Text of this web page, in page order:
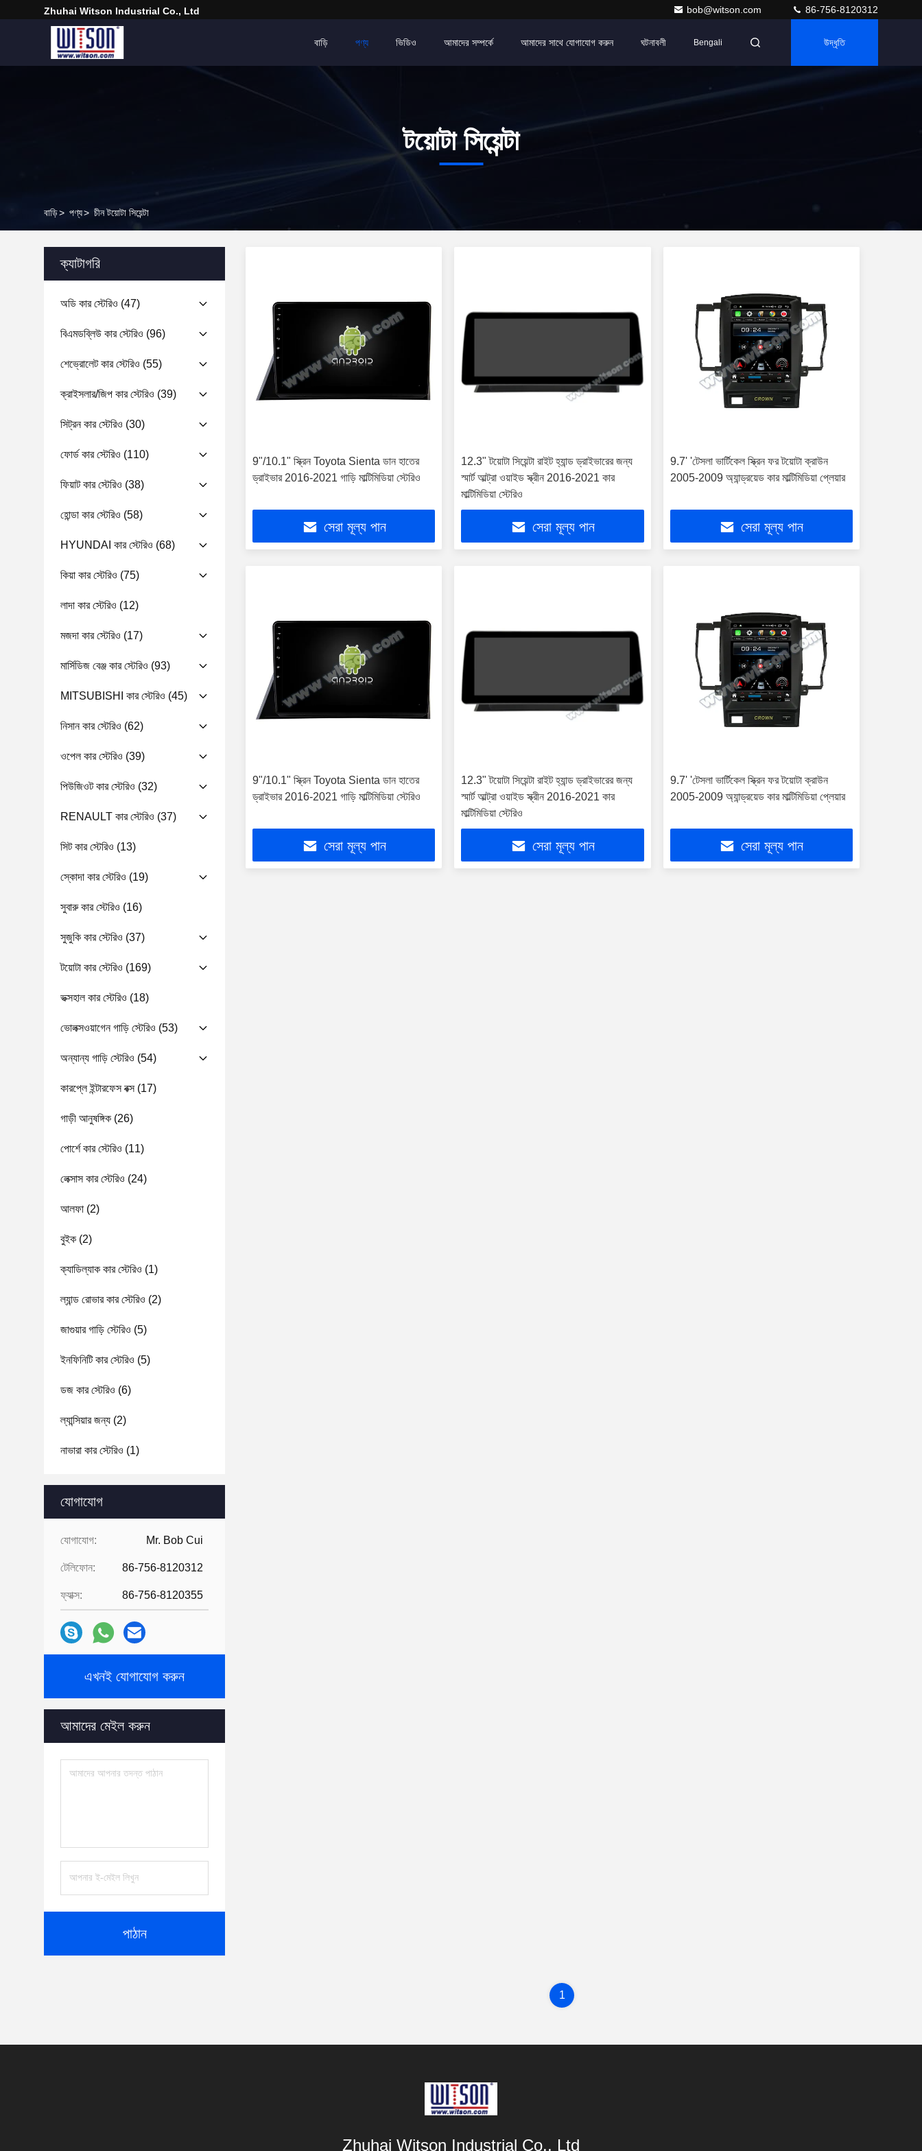
Zhuhai Witson Industrial Co., Ltd bob@witson.com 86-756-8120312
বাড়ি পণ্য ভিডিও আমাদের সম্পর্কে আমাদের সাথে যোগাযোগ করুন ঘটনাবলী Bengali উদ্ধৃতি
টয়োটা সিয়েন্টা
বাড়ি> পণ্য> চীন টয়োটা সিয়েন্টা
ক্যাটাগরি
অডি কার স্টেরিও (47)
বিএমডব্লিউ কার স্টেরিও (96)
শেভ্রোলেট কার স্টেরিও (55)
ক্রাইসলার/জিপ কার স্টেরিও (39)
সিট্রন কার স্টেরিও (30)
ফোর্ড কার স্টেরিও (110)
ফিয়াট কার স্টেরিও (38)
হোন্ডা কার স্টেরিও (58)
HYUNDAI কার স্টেরিও (68)
কিয়া কার স্টেরিও (75)
লাদা কার স্টেরিও (12)
মজদা কার স্টেরিও (17)
মার্সিডিজ বেঞ্জ কার স্টেরিও (93)
MITSUBISHI কার স্টেরিও (45)
নিসান কার স্টেরিও (62)
ওপেল কার স্টেরিও (39)
পিউজিওট কার স্টেরিও (32)
RENAULT কার স্টেরিও (37)
সিট কার স্টেরিও (13)
স্কোদা কার স্টেরিও (19)
সুবারু কার স্টেরিও (16)
সুজুকি কার স্টেরিও (37)
টয়োটা কার স্টেরিও (169)
ভক্সহাল কার স্টেরিও (18)
ভোলক্সওয়াগেন গাড়ি স্টেরিও (53)
অন্যান্য গাড়ি স্টেরিও (54)
কারপ্লে ইন্টারফেস বক্স(17)
গাড়ী আনুষঙ্গিক (26)
পোর্শে কার স্টেরিও (11)
লেক্সাস কার স্টেরিও (24)
আলফা (2)
বুইক (2)
ক্যাডিল্যাক কার স্টেরিও (1)
ল্যান্ড রোভার কার স্টেরিও (2)
জাগুয়ার গাড়ি স্টেরিও (5)
ইনফিনিটি কার স্টেরিও (5)
ডজ কার স্টেরিও (6)
ল্যান্সিয়ার জন্য (2)
নাভারা কার স্টেরিও (1)
যোগাযোগ
যোগাযোগ: Mr. Bob Cui
টেলিফোন: 86-756-8120312
ফ্যাক্স: 86-756-8120355
এখনই যোগাযোগ করুন
আমাদের মেইল ​​করুন
পাঠান
9"/10.1" স্ক্রিন Toyota Sienta ডান হাতের
ড্রাইভার 2016-2021 গাড়ি মাল্টিমিডিয়া স্টেরিও
সেরা মূল্য পান
12.3" টয়োটা সিয়েন্টা রাইট হ্যান্ড ড্রাইভারের জন্য
স্মার্ট আল্ট্রা ওয়াইড স্ক্রীন 2016-2021 কার
মাল্টিমিডিয়া স্টেরিও
সেরা মূল্য পান
9.7' 'টেসলা ভার্টিকেল স্ক্রিন ফর টয়োটা ক্রাউন
2005-2009 অ্যান্ড্রয়েড কার মাল্টিমিডিয়া প্লেয়ার
সেরা মূল্য পান
9"/10.1" স্ক্রিন Toyota Sienta ডান হাতের
ড্রাইভার 2016-2021 গাড়ি মাল্টিমিডিয়া স্টেরিও
সেরা মূল্য পান
12.3" টয়োটা সিয়েন্টা রাইট হ্যান্ড ড্রাইভারের জন্য
স্মার্ট আল্ট্রা ওয়াইড স্ক্রীন 2016-2021 কার
মাল্টিমিডিয়া স্টেরিও
সেরা মূল্য পান
9.7' 'টেসলা ভার্টিকেল স্ক্রিন ফর টয়োটা ক্রাউন
2005-2009 অ্যান্ড্রয়েড কার মাল্টিমিডিয়া প্লেয়ার
সেরা মূল্য পান
1
Zhuhai Witson Industrial Co., Ltd